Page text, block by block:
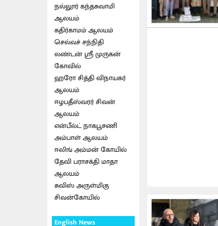
நல்லூர் கந்தசுவாமி
ஆலயம்
கதிர்காமம் ஆலயம்
செல்வச் சந்நிதி
லண்டன் ஸ்ரீ முருகன்
கோவில்
ஹரோ சித்தி விநாயகர்
ஆலயம்
ஈழபதீஸ்வரர் சிவன்
ஆலயம்
என்பீல்ட் நாகபூசணி
அம்பாள் ஆலயம்
ஈலிங் அம்மன் கோயில்
தேவி பராசக்தி மாதா
ஆலயம்
சுவிஸ் அருள்மிகு
சிவன்கோயில்
English News